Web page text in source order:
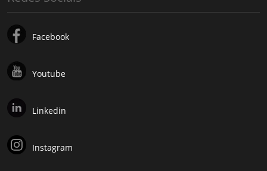
Facebook
Youtube
Linkedin
Instagram